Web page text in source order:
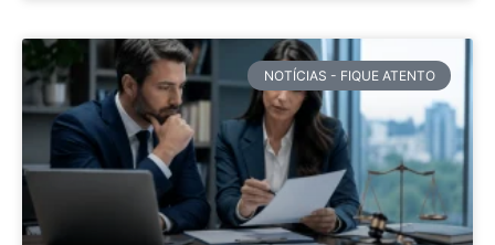
NOTÍCIAS - FIQUE ATENTO